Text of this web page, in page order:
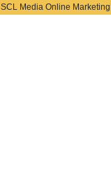
SCL Media Online